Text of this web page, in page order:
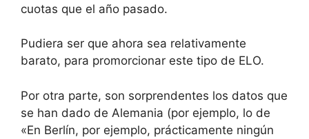
cuotas que el año pasado.
Pudiera ser que ahora sea relativamente
barato, para promorcionar este tipo de ELO.
Por otra parte, son sorprendentes los datos que
se han dado de Alemania (por ejemplo, lo de
«En Berlín, por ejemplo, prácticamente ningún